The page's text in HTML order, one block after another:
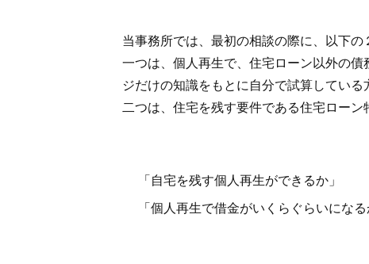
当事務所では、最初の相談の際に、以下の
一つは、個人再生で、住宅ローン以外の
ジだけの知識をもとに自分で試算してい
二つは、住宅を残す要件である住宅ローン
「自宅を残す個人再生ができるか」
「個人再生で借金がいくらぐらいになる